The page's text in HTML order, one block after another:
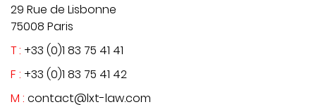
29 Rue de Lisbonne
75008 Paris
T : +33 (0)1 83 75 41 41
F : +33 (0)1 83 75 41 42
M : contact@lxt-law.com